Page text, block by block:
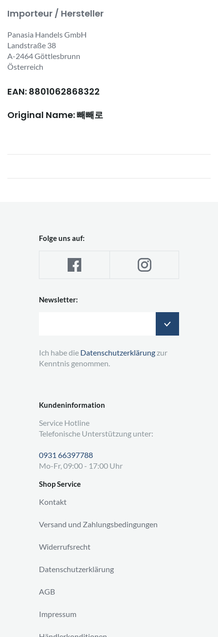
Importeur / Hersteller
Panasia Handels GmbH
Landstraße 38
A-2464 Göttlesbrunn
Österreich
EAN: 8801062868322
Original Name: 빼빼로
Kundeninformation
Service Hotline
Telefonische Unterstützung unter:
0931 66397788
Mo-Fr, 09:00 - 17:00 Uhr
Shop Service
Kontakt
Versand und Zahlungsbedingungen
Widerrufsrecht
Datenschutzerklärung
AGB
Impressum
Folge uns auf:
Newsletter:
Ich habe die Datenschutzerklärung zur
Kenntnis genommen.